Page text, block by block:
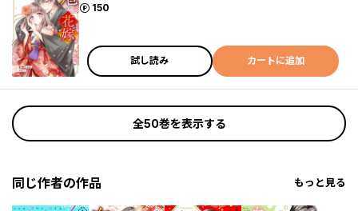
150
ポイント
試し読み カートに追加
全50巻を表示する
同じ作者の作品 もっと見る